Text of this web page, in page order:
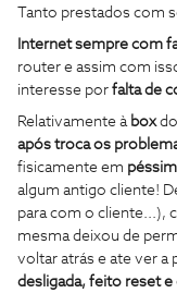
Tanto prestados com
Internet sempre com
router e assim com
interesse por falta de
Relativamente à boxdo
após troca os
fisicamente em
algum antigo cliente!
para com o cliente...),
mesma deixou de
voltar atrás e ate ver a
desligada, feito reset